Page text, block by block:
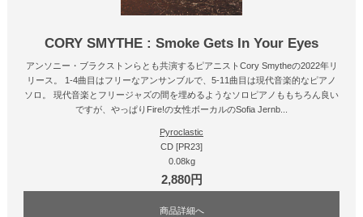
CORY SMYTHE : Smoke Gets In Your Eyes
アンソニー・ブラクストンらとも共演するピアニストCory Smytheの2022年リ
リース。 1-4曲目はフリーなアンサンブルで、5-11曲目は現代音楽的なピアノ
ソロ。 現代音楽とフリージャズの間を埋めるようなソロピアノももちろん良い
ですが、やっぱりFire!の女性ボーカルのSofia Jernb...
Pyroclastic
CD [PR23]
0.08kg
2,880円
商品詳細へ